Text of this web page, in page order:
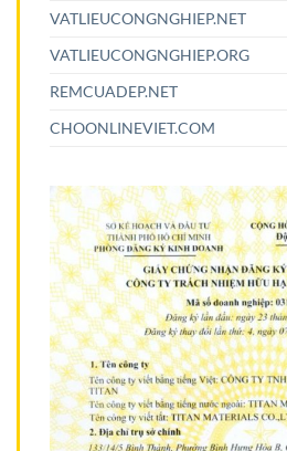
VATLIEUCONGNGHIEP.NET
VATLIEUCONGNGHIEP.ORG
REMCUADEP.NET
CHOONLINEVIET.COM